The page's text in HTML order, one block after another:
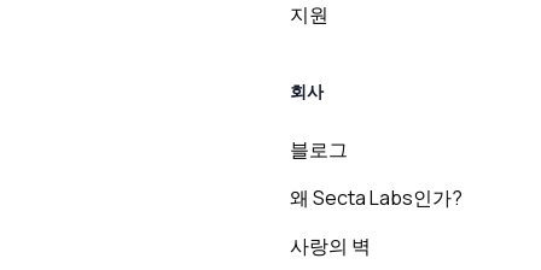
지원
회사
블로그
왜 Secta Labs인가?
사랑의 벽